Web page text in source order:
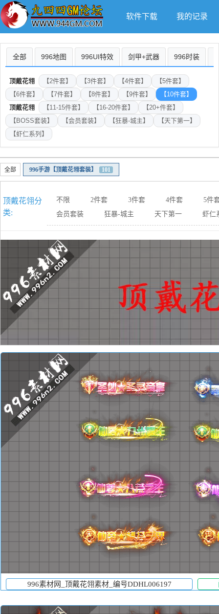
软件下载 我的记录
全部 996地图 996UI特效 剑甲+武器 996时装
顶戴花翎 【2件套】 【3件套】 【4件套】
【5件套】
【6件套】
【7件套】 【8件套】 【9件套】
【10件套】
顶戴花翎
【11-15件套】 【16-20件套】
【20+件套】
【BOSS套装】
【会员套装】 【狂暴-城主】
【天下第一】
【虾仁系列】
全部 996手游【顶戴花翎套装】 101
顶戴花翎分
类:
不限 2件套 3件套 4件套
5件
会员套装
狂暴-城主 天下第一 虾仁
996素材网_顶戴花翎素材_编号DDHL006197